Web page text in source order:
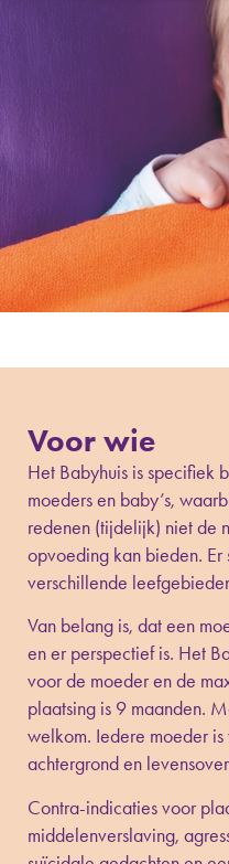
Voor wie
Het Babyhuis is specifiek
moeders en baby’s,
redenen (tijdelijk) niet de
opvoeding kan bieden.
verschillende
Van belang is, dat een
en er perspectief is. Het
voor de moeder en de
plaatsing is 9 maanden.
welkom. Iedere moeder
achtergrond en
Contra-indicaties voor
middelenverslaving,